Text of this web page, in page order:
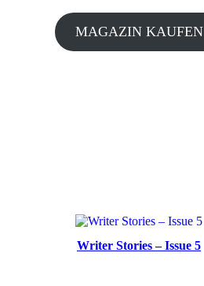
MAGAZIN KAUFEN
Writer Stories – Issue 5